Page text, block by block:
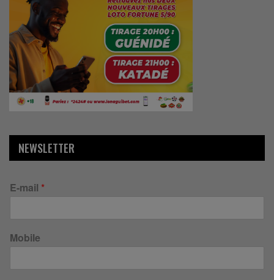
NEWSLETTER
E-mail *
Mobile